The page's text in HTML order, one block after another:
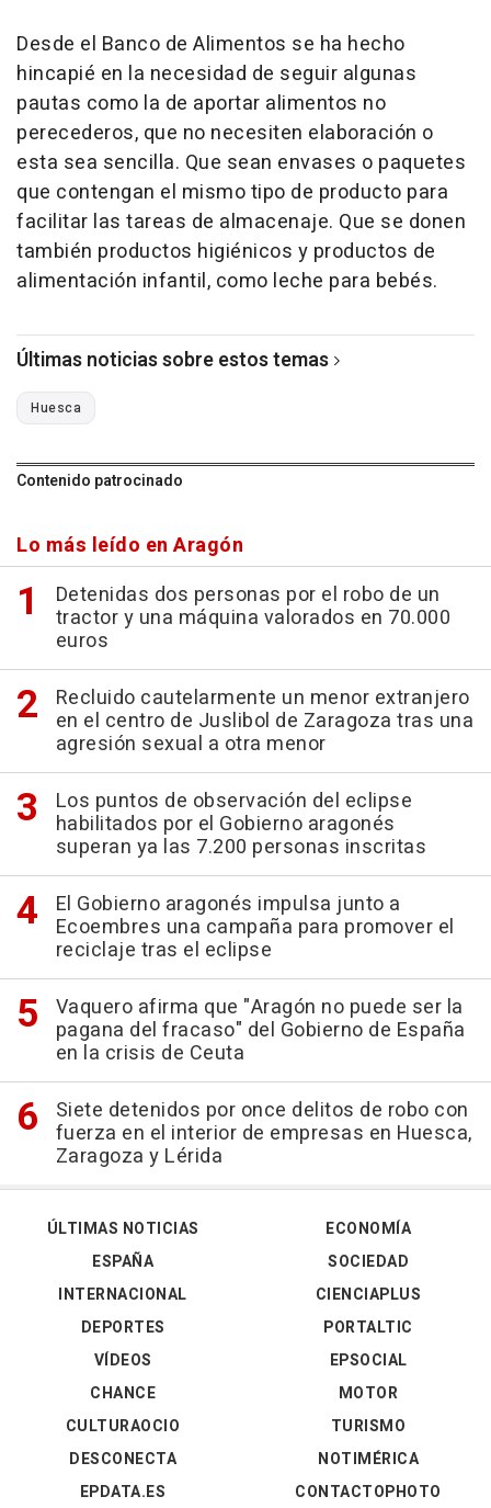
Desde el Banco de Alimentos se ha hecho
hincapié en la necesidad de seguir algunas
pautas como la de aportar alimentos no
perecederos, que no necesiten elaboración o
esta sea sencilla. Que sean envases o paquetes
que contengan el mismo tipo de producto para
facilitar las tareas de almacenaje. Que se donen
también productos higiénicos y productos de
alimentación infantil, como leche para bebés.
Últimas noticias sobre estos temas
Huesca
Contenido patrocinado
Lo más leído en Aragón
Detenidas dos personas por el robo de un
tractor y una máquina valorados en 70.000
euros
Recluido cautelarmente un menor extranjero
en el centro de Juslibol de Zaragoza tras una
agresión sexual a otra menor
Los puntos de observación del eclipse
habilitados por el Gobierno aragonés
superan ya las 7.200 personas inscritas
El Gobierno aragonés impulsa junto a
Ecoembres una campaña para promover el
reciclaje tras el eclipse
Vaquero afirma que "Aragón no puede ser la
pagana del fracaso" del Gobierno de España
en la crisis de Ceuta
Siete detenidos por once delitos de robo con
fuerza en el interior de empresas en Huesca,
Zaragoza y Lérida
ÚLTIMAS NOTICIAS
ESPAÑA
INTERNACIONAL
DEPORTES
VÍDEOS
ECONOMÍA
SOCIEDAD
CIENCIAPLUS
PORTALTIC
EPSOCIAL
CHANCE
CULTURAOCIO
DESCONECTA
EPDATA.ES
MOTOR
TURISMO
NOTIMÉRICA
CONTACTOPHOTO